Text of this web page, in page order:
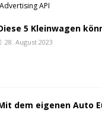
API
5 Kleinwagen
28. August 2023
dem eigenen Auto